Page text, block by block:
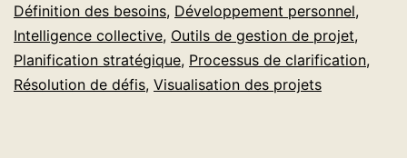
Fondement
Solide
!
Définition des besoins, Développement personnel,
Intelligence collective, Outils de gestion de projet,
Planification stratégique, Processus de clarification,
Résolution de défis, Visualisation des projets